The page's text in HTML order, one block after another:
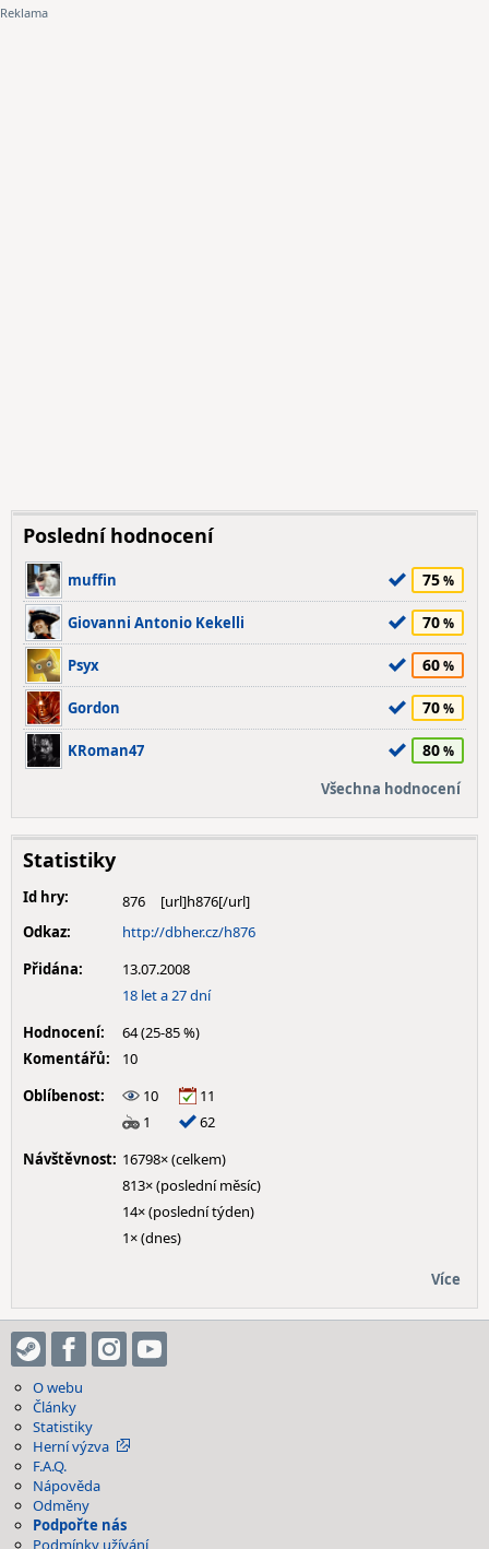
Poslední hodnocení
muffin 75
Giovanni Antonio Kekelli 70
Psyx 60
Gordon 70
KRoman47 80
Všechna hodnocení
Statistiky
Id hry:
876
Odkaz:
http://dbher.cz/h876
Přidána:
13.07.2008
18 let a 27 dní
Hodnocení:
64 (25-85 %)
Komentářů:
10
Oblíbenost:
10
11
1
62
Návštěvnost: 16798× (celkem)
813× (poslední měsíc)
14× (poslední týden)
1× (dnes)
Více
O webu
Články
Statistiky
Herní výzva
F.A.Q.
Nápověda
Odměny
Podpořte nás
Podmínky užívání